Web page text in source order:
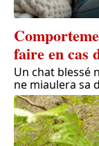
faire en cas
Un chat blessé
ne miaulera sa